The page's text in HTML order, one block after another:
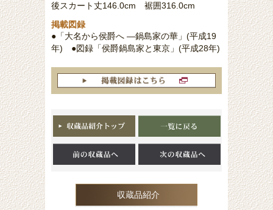
後スカート丈146.0cm 裾囲316.0cm
掲載図録
●「大名から侯爵へ ―鍋島家の華」(平成19
年) ●図録「侯爵鍋島家と東京」(平成28年)
収蔵品紹介